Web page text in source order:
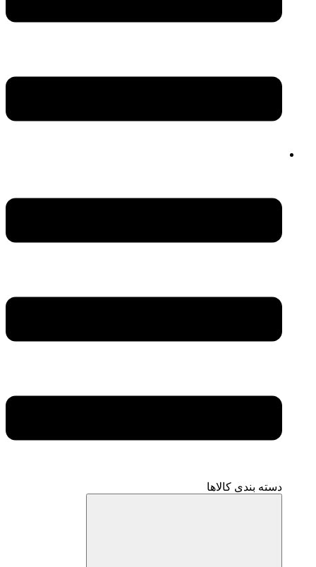
دسته بندی کالاها